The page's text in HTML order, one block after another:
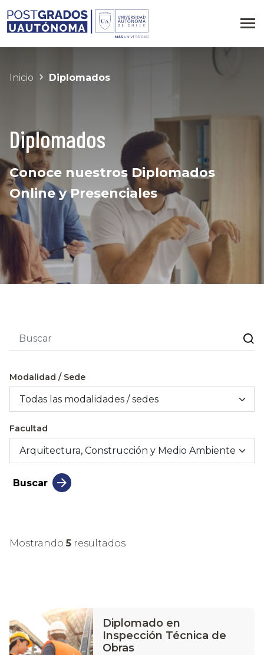
Inicio Diplomados
Diplomados
Conoce nuestros Diplomados
Online y Presenciales
Modalidad / Sede
Facultad
Buscar
Mostrando5 resultados
Diplomado en
Inspección Técnica de
Obras